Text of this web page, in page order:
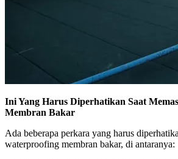
Ini Yang Harus Diperhatikan Saat
Membran Bakar
Ada beberapa perkara yang harus
waterproofing membran bakar, di antaranya: